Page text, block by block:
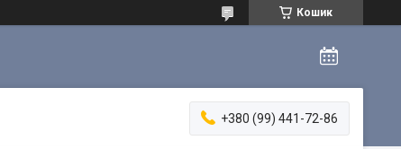
Кошик
+380 (99) 441-72-86